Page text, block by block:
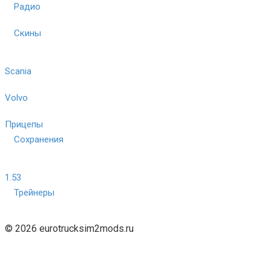
Радио
Скины
Scania
Volvo
Прицепы
Сохранения
1.53
Трейнеры
© 2026 eurotrucksim2mods.ru